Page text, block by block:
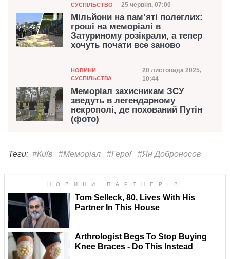
Категорія
СУСПІЛЬСТВО Дата публікації
25 червня, 07:00
Мільйони на пам’яті полеглих:
гроші на меморіалі в
Затуриному розікрали, а тепер
хочуть почати все заново
Категорія
НОВИНИ
СУСПІЛЬСТВА
Дата публікації
20 листопада 2025,
10:44
Меморіал захисникам ЗСУ
зведуть в легендарному
некрополі, де похований Путін
(фото)
Теги: #Київ #Меморіал #Герої #Ян Доброносов